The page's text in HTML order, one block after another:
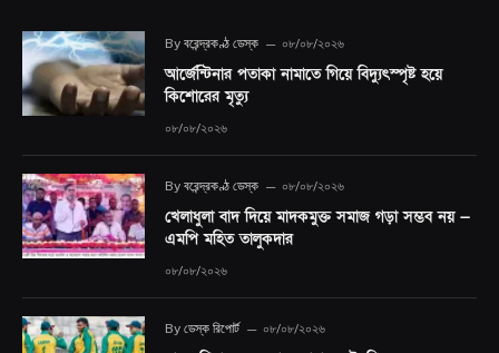
By বরেন্দ্রকণ্ঠ ডেস্ক ০৮/০৮/২০২৬
আর্জেন্টিনার পতাকা নামাতে গিয়ে বিদ্যুৎস্পৃষ্ট হয়ে
কিশোরের মৃত্যু
০৮/০৮/২০২৬
By বরেন্দ্রকণ্ঠ ডেস্ক ০৮/০৮/২০২৬
খেলাধুলা বাদ দিয়ে মাদকমুক্ত সমাজ গড়া সম্ভব নয় —
এমপি মহিত তালুকদার
০৮/০৮/২০২৬
By ডেস্ক রিপোর্ট ০৮/০৮/২০২৬